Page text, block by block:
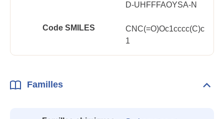
D-UHFFFAOYSA-N
Code SMILES
CNC(=O)Oc1cccc(C)c
1
Familles